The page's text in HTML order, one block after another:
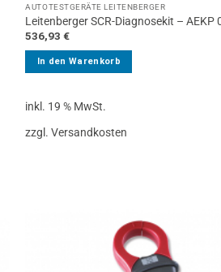
AUTOTESTGERÄTE LEITENBERGER
Leitenberger SCR-Diagnosekit – AEKP
536,93€
In den Warenkorb
inkl. 19 % MwSt.
zzgl. Versandkosten